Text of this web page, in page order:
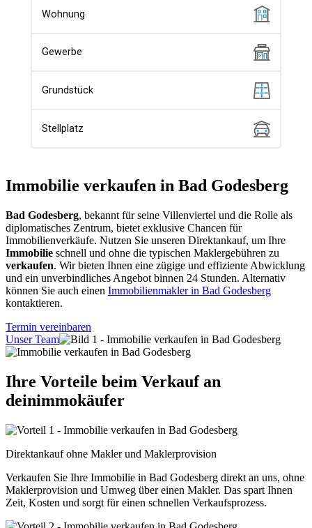
Immobilie verkaufen in Bad Godesberg
Bad Godesberg, bekannt für seine Villenviertel und die Rolle als
diplomatisches Zentrum, bietet exklusive Chancen für
Immobilienverkäufe. Nutzen Sie unseren Direktankauf, um Ihre
Immobilie schnell und ohne die typischen Maklergebühren zu
verkaufen. Wir bieten Ihnen eine zügige und effiziente Abwicklung
und ein unverbindliches Angebot binnen 24 Stunden. Alternativ
können Sie auch einen Immobilienmakler in Bad Godesberg
kontaktieren.
Termin vereinbaren
Unser Team
Ihre Vorteile beim Verkauf an
deinimmokäufer
Direktankauf ohne Makler und Maklerprovision
Verkaufen Sie Ihre Immobilie in Bad Godesberg direkt an uns, ohne
Maklerprovision und Umweg über einen Makler. Das spart Ihnen
Zeit, Kosten und sorgt für einen schnellen Verkaufsprozess.